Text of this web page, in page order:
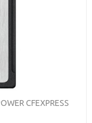
CFEXPRESS